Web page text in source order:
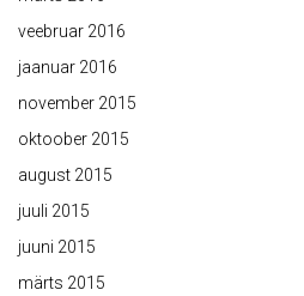
veebruar 2016
jaanuar 2016
november 2015
oktoober 2015
august 2015
juuli 2015
juuni 2015
märts 2015